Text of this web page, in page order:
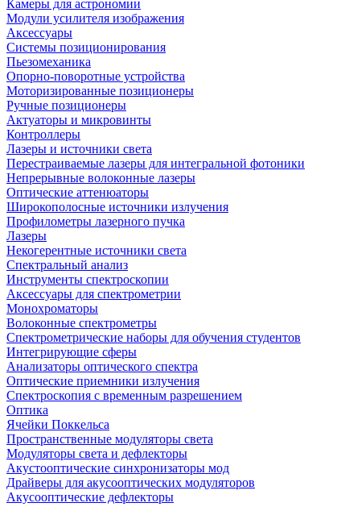
Камеры для астрономии
Модули усилителя изображения
Аксессуары
Системы позиционирования
Пьезомеханика
Опорно-поворотные устройства
Моторизированные позиционеры
Ручные позиционеры
Актуаторы и микровинты
Контроллеры
Лазеры и источники света
Перестраиваемые лазеры для интегральной фотоники
Непрерывные волоконные лазеры
Оптические аттенюаторы
Широкополосные источники излучения
Профилометры лазерного пучка
Лазеры
Некогерентные источники света
Спектральный анализ
Инструменты спектроскопии
Аксессуары для спектрометрии
Монохроматоры
Волоконные спектрометры
Спектрометрические наборы для обучения студентов
Интегрирующие сферы
Анализаторы оптического спектра
Оптические приемники излучения
Спектроскопия с временным разрешением
Оптика
Ячейки Поккельса
Пространственные модуляторы света
Модуляторы света и дефлекторы
Акустооптические синхронизаторы мод
Драйверы для акусооптических модуляторов
Акусооптические дефлекторы